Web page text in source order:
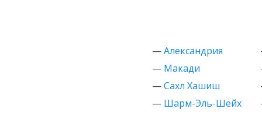
—Александрия
— Макади
—Сахл Хашиш
— Шарм-Эль-Шейх